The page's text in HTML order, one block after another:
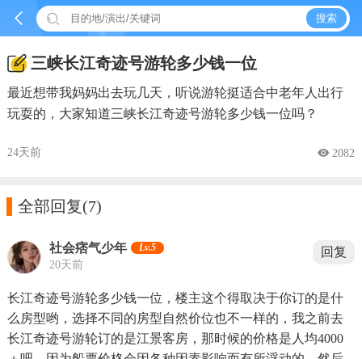
  搜索
三峡长江奇迹号游轮多少钱一位
最近想带我妈妈出去玩几天，听说游轮挺适合中老年人出行
玩耍的，大家知道三峡长江奇迹号游轮多少钱一位吗？
24天前  2082
全部回复(7)
社会痞气少年 Lv.5
20天前
回复
长江奇迹号游轮多少钱一位，楼主这个得取决于你订的是什
么房型哟，选择不同的房型自然价位也不一样的，我之前去
长江奇迹号游轮订的是江景客房，那时候的价格是人均4000